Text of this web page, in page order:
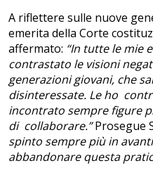
A riflettere sulle nuove
emerita della Corte
affermato: “In tutte le mie
contrastato le visioni
generazioni giovani, che
disinteressate. Le ho
incontrato sempre figure
di collaborare.”Prosegue
spinto sempre più in
abbandonare questa